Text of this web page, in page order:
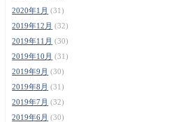
2020年1月 (31)
2019年12月 (32)
2019年11月 (30)
2019年10月 (31)
2019年9月 (30)
2019年8月 (31)
2019年7月 (32)
2019年6月 (30)